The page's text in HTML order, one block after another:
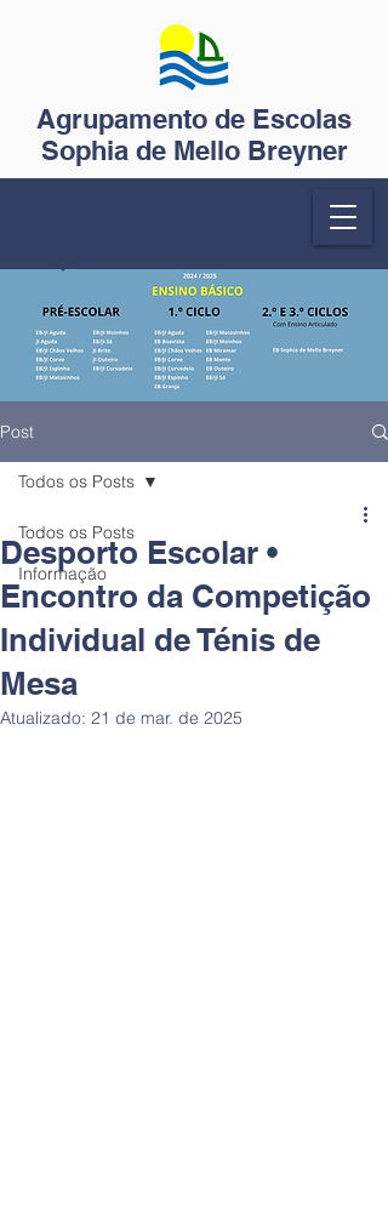
Agrupamento de Escolas
Sophia de Mello Breyner
Post
Todos os Posts
Informação
Todos os Posts
Desporto Escolar •
Encontro da Competição
Individual de Ténis de
Mesa
Atualizado: 21 de mar. de 2025